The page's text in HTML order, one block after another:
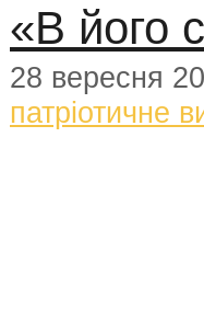
«В його
28 вересня
патріотичне